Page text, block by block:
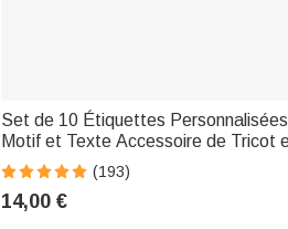
Set de 10 Étiquettes
Motif et Texte Accessoire de Tricot
Cuir avec Rivets Cadeau Anniversaire
pour Amateur de Couture Bricolage
(193)
14,00 €